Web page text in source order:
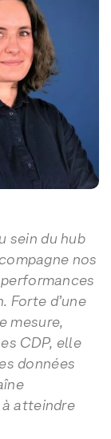
sein du hub
nos
Forte d’une
mesure,
CDP, elle
données
à atteindre